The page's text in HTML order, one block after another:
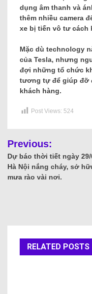
dụng âm thanh và
thêm nhiều camera
xe bị tiến vô tư cách
Mặc dù technology
của Tesla, nhưng
đợi những tổ chức
tương tự để giúp đỡ
khách hàng.
Post Views: 524
Previous:
Dự báo thời tiết ngày 29/
Hà Nội nắng cháy, sở
mưa rào vài nơi.
RELATED POSTS